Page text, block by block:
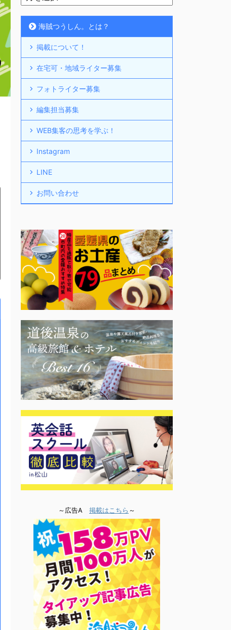
海賊つうしん。とは？
掲載について！
在宅可・地域ライター募集
フォトライター募集
編集担当募集
WEB集客の思考を学ぶ！
Instagram
LINE
お問い合わせ
～広告A 掲載はこちら ～